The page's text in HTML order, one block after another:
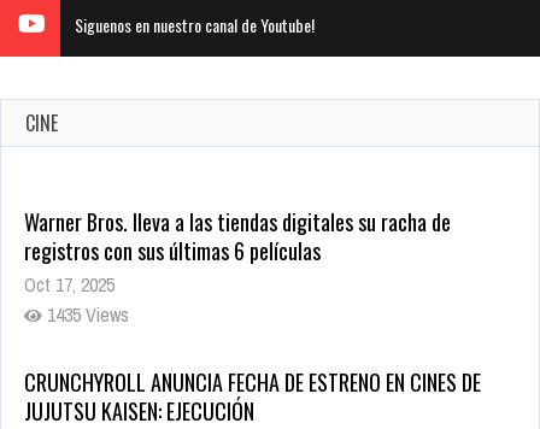
Siguenos en nuestro canal de Youtube!
CINE
Warner Bros. lleva a las tiendas digitales su racha de
registros con sus últimas 6 películas
Oct 17, 2025
1435 Views
CRUNCHYROLL ANUNCIA FECHA DE ESTRENO EN CINES DE
JUJUTSU KAISEN: EJECUCIÓN